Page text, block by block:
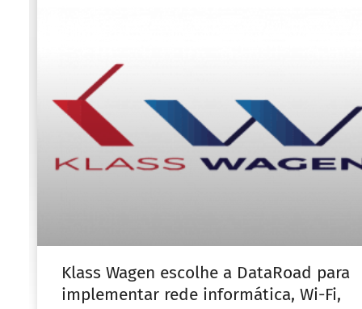
Klass Wagen escolhe a DataRoad para
implementar rede informática, Wi-Fi,